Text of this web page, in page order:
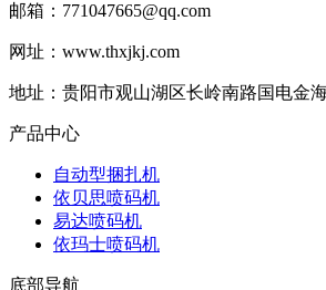
邮箱：771047665@qq.com
网址：www.thxjkj.com
地址：贵阳市观山湖区长岭南路国电金
产品中心
自动型捆扎机
依贝思喷码机
易达喷码机
依玛士喷码机
底部导航